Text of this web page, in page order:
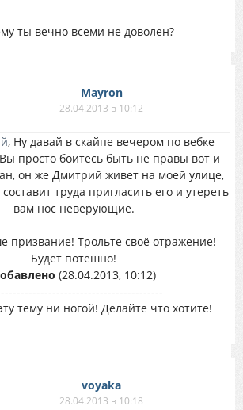
ты вечно всеми не доволен?
Mayron
28.04.2013 в 10:12
, Ну давай в скайпе вечером по вебке
просто боитесь быть не правы вот и
он же Дмитрий живет на моей улице,
труда пригласить его и утереть
вам нос неверующие.
призвание! Трольте своё отражение!
Будет потешно!
(28.04.2013, 10:12)
тему ни ногой! Делайте что хотите!
voyaka
28.04.2013 в 10:18